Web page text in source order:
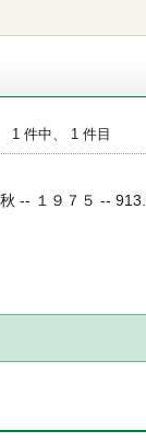
1 件中、 1 件目
-- １９７５ --